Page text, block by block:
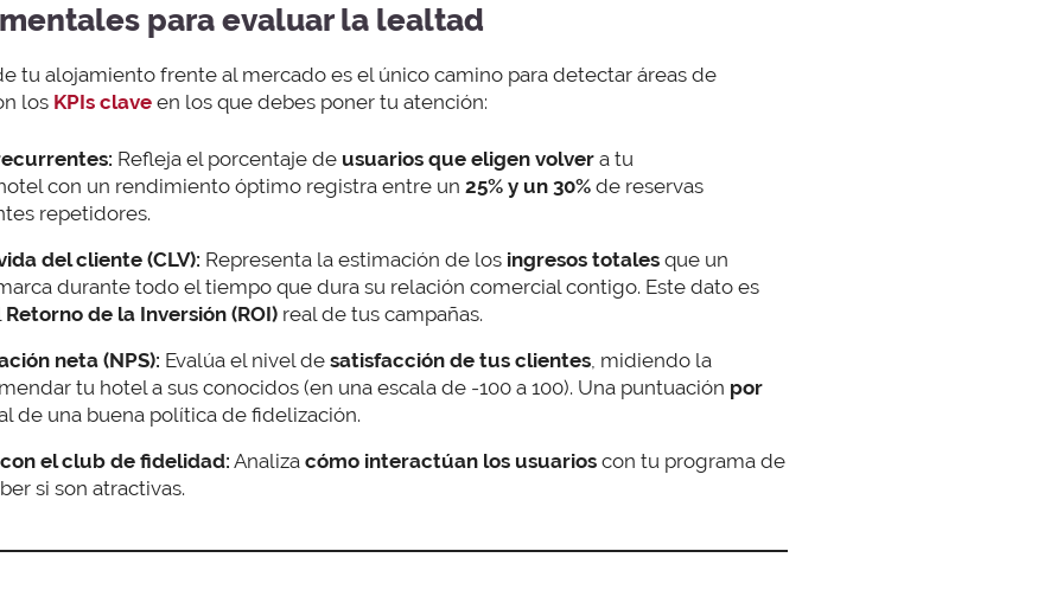
para evaluar la lealtad
tu alojamiento frente al mercado es el único camino para detectar áreas de
los KPIs clave en los que debes poner tu atención:
Refleja el porcentaje de usuarios que eligen volver a tu
con un rendimiento óptimo registra entre un 25% y un 30% de reservas
repetidores.
del cliente (CLV): Representa la estimación de los ingresos totales que un
durante todo el tiempo que dura su relación comercial contigo. Este dato es
Retorno de la Inversión (ROI) real de tus campañas.
neta (NPS): Evalúa el nivel de satisfacción de tus clientes, midiendo la
tu hotel a sus conocidos (en una escala de -100 a 100). Una puntuación por
de una buena política de fidelización.
el club de fidelidad:Analiza cómo interactúan los usuarios con tu programa de
si son atractivas.